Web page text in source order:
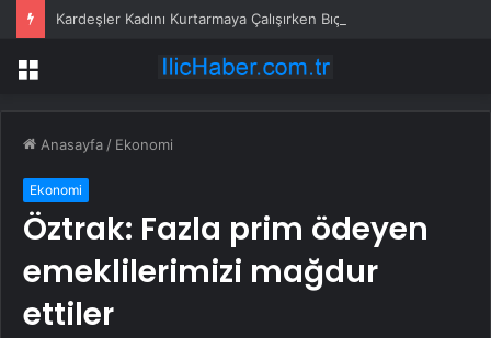
Kardeşler Kadını Kurtarmaya Çalışırken Bıçaklandı
Menü
Anasayfa / Ekonomi
Ekonomi
Öztrak: Fazla prim ödeyen
emeklilerimizi mağdur
ettiler